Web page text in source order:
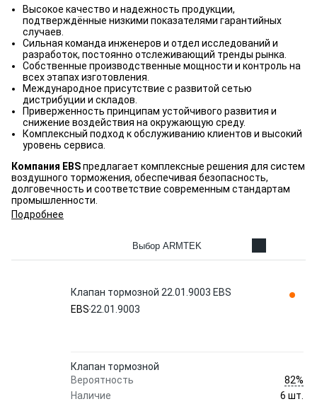
Высокое качество и надежность продукции,
подтверждённые низкими показателями гарантийных
случаев.
Сильная команда инженеров и отдел исследований и
разработок, постоянно отслеживающий тренды рынка.
Собственные производственные мощности и контроль на
всех этапах изготовления.
Международное присутствие с развитой сетью
дистрибуции и складов.
Приверженность принципам устойчивого развития и
снижение воздействия на окружающую среду.
Комплексный подход к обслуживанию клиентов и высокий
уровень сервиса.
Компания EBSпредлагает комплексные решения для систем
воздушного торможения, обеспечивая безопасность,
долговечность и соответствие современным стандартам
промышленности.
Подробнее
Выбор ARMTEK
Клапан тормозной 22.01.9003 EBS
EBS 22.01.9003
Клапан тормозной
Вероятность
82%
Наличие
6 шт.